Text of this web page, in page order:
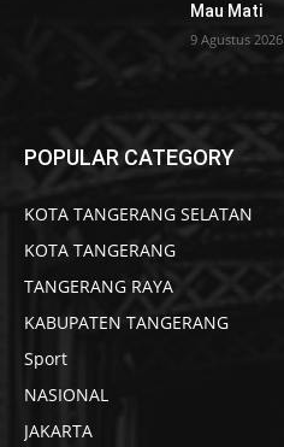
Mau Mati
9 Agustus 2026
POPULAR CATEGORY
KOTA TANGERANG SELATAN
KOTA TANGERANG
TANGERANG RAYA
KABUPATEN TANGERANG
Sport
NASIONAL
JAKARTA